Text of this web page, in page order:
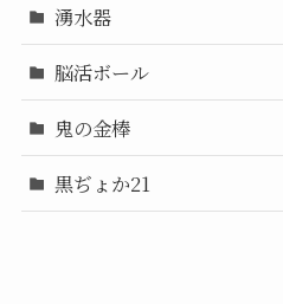
湧水器
脳活ボール
鬼の金棒
黒ぢょか21